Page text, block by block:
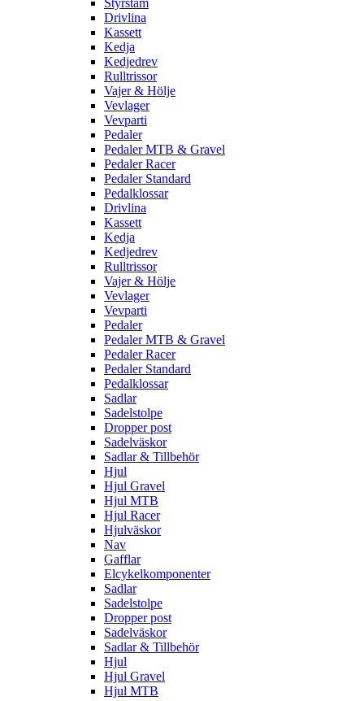
Styrstam
Drivlina
Kassett
Kedja
Kedjedrev
Rulltrissor
Vajer & Hölje
Vevlager
Vevparti
Pedaler
Pedaler MTB & Gravel
Pedaler Racer
Pedaler Standard
Pedalklossar
Drivlina
Kassett
Kedja
Kedjedrev
Rulltrissor
Vajer & Hölje
Vevlager
Vevparti
Pedaler
Pedaler MTB & Gravel
Pedaler Racer
Pedaler Standard
Pedalklossar
Sadlar
Sadelstolpe
Dropper post
Sadelväskor
Sadlar & Tillbehör
Hjul
Hjul Gravel
Hjul MTB
Hjul Racer
Hjulväskor
Nav
Gafflar
Elcykelkomponenter
Sadlar
Sadelstolpe
Dropper post
Sadelväskor
Sadlar & Tillbehör
Hjul
Hjul Gravel
Hjul MTB